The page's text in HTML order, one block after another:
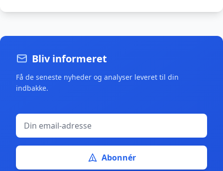
Bliv informeret
Få de seneste nyheder og analyser leveret til din
indbakke.
Abonnér